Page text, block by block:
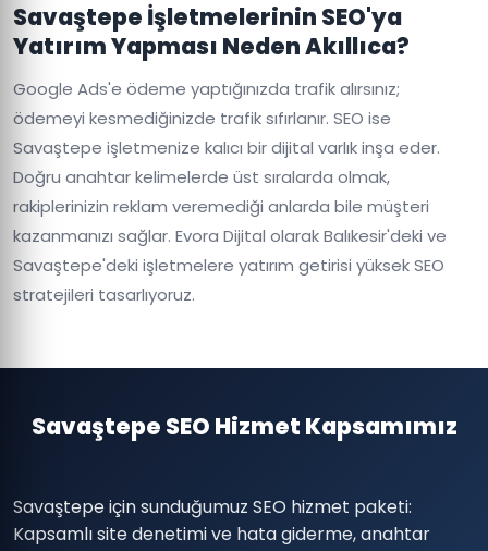
Savaştepe İşletmelerinin SEO'ya
Yatırım Yapması Neden Akıllıca?
Google Ads'e ödeme yaptığınızda trafik alırsınız;
ödemeyi kesmediğinizde trafik sıfırlanır. SEO ise
Savaştepe işletmenize kalıcı bir dijital varlık inşa eder.
Doğru anahtar kelimelerde üst sıralarda olmak,
rakiplerinizin reklam veremediği anlarda bile müşteri
kazanmanızı sağlar. Evora Dijital olarak Balıkesir'deki ve
Savaştepe'deki işletmelere yatırım getirisi yüksek SEO
stratejileri tasarlıyoruz.
Savaştepe SEO Hizmet Kapsamımız
Savaştepe için sunduğumuz SEO hizmet paketi:
Kapsamlı site denetimi ve hata giderme, anahtar